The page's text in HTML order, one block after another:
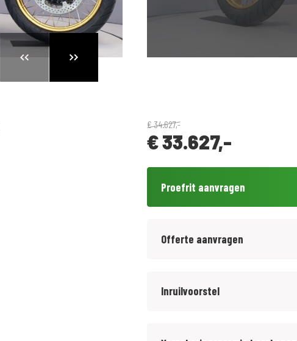
€34.627,-
€33.627,-
Proefrit aanvragen
Offerte aanvragen
Inruilvoorstel